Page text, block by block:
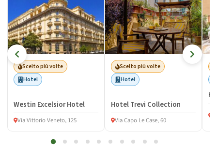
Scelto più volte
Hotel
Westin Excelsior Hotel
Via Vittorio Veneto, 125
Scelto più volte
Hotel
Hotel Trevi Collection
Via Capo Le Case, 60